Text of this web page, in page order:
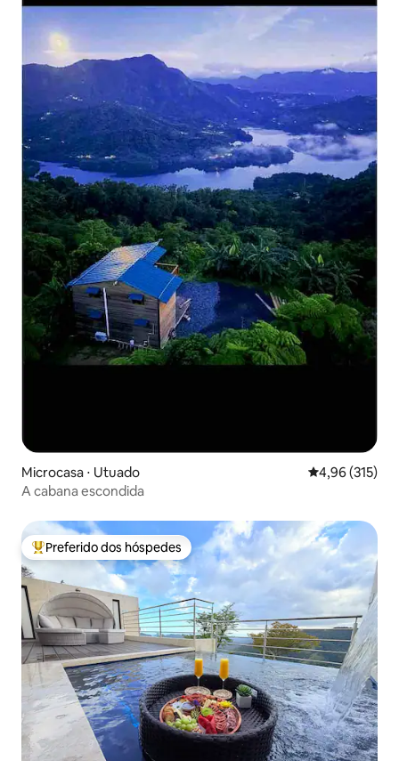
Microcasa ⋅ Utuado 4,96 de uma
4,96 (315)
A cabana escondida
Entre os melhores preferidos dos hóspedes
Preferido dos hóspedes